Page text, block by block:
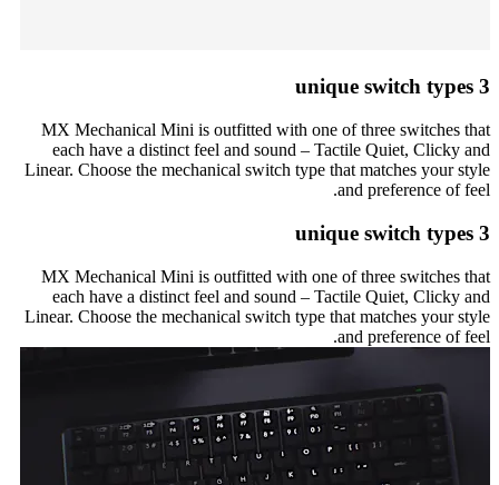
3 unique switch types
MX Mechanical Mini is outfitted with one of three switches that
each have a distinct feel and sound – Tactile Quiet, Clicky and
Linear. Choose the mechanical switch type that matches your style
and preference of feel.
3 unique switch types
MX Mechanical Mini is outfitted with one of three switches that
each have a distinct feel and sound – Tactile Quiet, Clicky and
Linear. Choose the mechanical switch type that matches your style
and preference of feel.